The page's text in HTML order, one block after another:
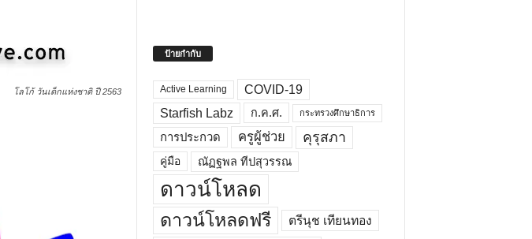
โลโก้ วันเด็กแห่งชาติ ปี 2563
ป้ายกำกับ
Active Learning
COVID-19
Starfish Labz
ก.ค.ศ. กระทรวงศึกษาธิการ
การประกวด ครูผู้ช่วย คุรุสภา
คู่มือ ณัฏฐพล ทีปสุวรรณ
ดาวน์โหลด
ดาวน์โหลดฟรี ตรีนุช เทียนทอง